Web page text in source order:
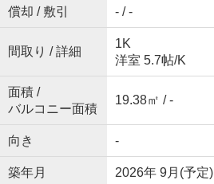
償却 / 敷引 - / -
間取り / 詳細
1K
洋室 5.7帖/K
面積 /
バルコニー面積
19.38㎡ / -
向き -
築年月 2026年 9月(予定)